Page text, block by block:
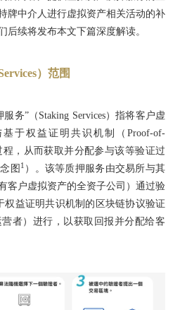
牌中介人进行虚拟资产相关活动的补
后续将发布本文下篇深度解读。
）范围
务”（Staking Services）指将客户虚
于权益证明共识机制（Proof-of-
程，从而获取并分配参与该等验证过
图 1 ）。该等质押服务由交易所与其
客户虚拟资产的全资子公司）通过验
权益证明共识机制的区块链协议验证
者）进行，以获取回报并分配给客